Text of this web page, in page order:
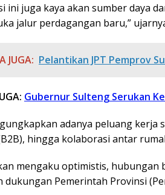
ini juga kaya akan sumber daya
jalur perdagangan baru,”
JUGA: Pelantikan JPT Pemprov
Gubernur Sulteng Serukan
adanya peluang kerja
hingga kolaborasi antar
mengaku optimistis,
dukungan Pemerintah Provinsi